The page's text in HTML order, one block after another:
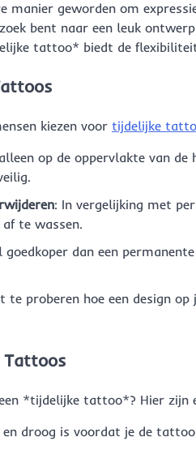
manier geworden om
bent naar een leuk
tattoo* biedt de
kiezen voor tijdelijke
op de oppervlakte van
: In vergelijking met
te wassen.
goedkoper dan een
te proberen hoe een design
Tattoos
*tijdelijke tattoo*? Hier zijn
droog is voordat je de